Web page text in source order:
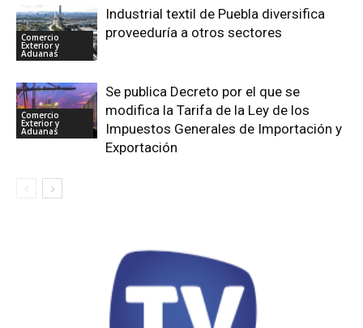
Comercio
Exterior y
Aduanas
Industrial textil de Puebla diversifica
proveeduría a otros sectores
Comercio
Exterior y
Aduanas
Se publica Decreto por el que se
modifica la Tarifa de la Ley de los
Impuestos Generales de Importación y
Exportación